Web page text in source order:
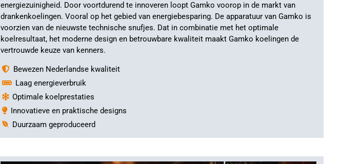
energiezuinigheid. Door voortdurend te innoveren loopt Gamko voorop in de markt van
drankenkoelingen. Vooral op het gebied van energiebesparing. De apparatuur van Gamko is
voorzien van de nieuwste technische snufjes. Dat in combinatie met het optimale
koelresultaat, het moderne design en betrouwbare kwaliteit maakt Gamko koelingen de
vertrouwde keuze van kenners.
Bewezen Nederlandse kwaliteit
Laag energieverbruik
Optimale koelprestaties
Innovatieve en praktische designs
Duurzaam geproduceerd